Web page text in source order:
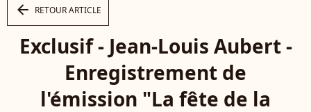
arrow_left RETOUR ARTICLE
Exclusif - Jean-Louis Aubert -
Enregistrement de
l'émission "La fête de la